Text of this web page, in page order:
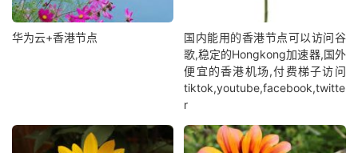
华为云+香港节点
国内能用的香港节点可以访问谷
歌,稳定的Hongkong加速器,国外
便宜的香港机场,付费梯子访问
tiktok,youtube,facebook,twitte
r